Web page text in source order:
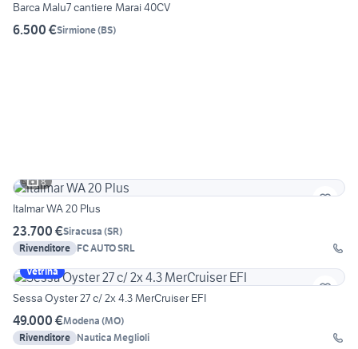
Barca Malu7 cantiere Marai 40CV
6.500 €Sirmione(BS)
8
Italmar WA 20 Plus
23.700 €Siracusa (SR)
Rivenditore FC AUTO SRL
Vetrina
Sessa Oyster 27 c/ 2x 4.3 MerCruiser EFI
49.000 €Modena (MO)
Rivenditore Nautica Meglioli